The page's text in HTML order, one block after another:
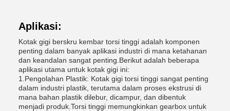
Aplikasi:
Kotak gigi berskru kembar torsi tinggi adalah komponen
penting dalam banyak aplikasi industri di mana ketahanan
dan keandalan sangat penting.Berikut adalah beberapa
aplikasi utama untuk kotak gigi ini:
1.Pengolahan Plastik: Kotak gigi torsi tinggi sangat penting
dalam industri plastik, terutama dalam proses ekstrusi di
mana bahan plastik dilebur, dicampur, dan dibentuk
menjadi produk.Torsi tinggi memungkinkan gearbox untuk